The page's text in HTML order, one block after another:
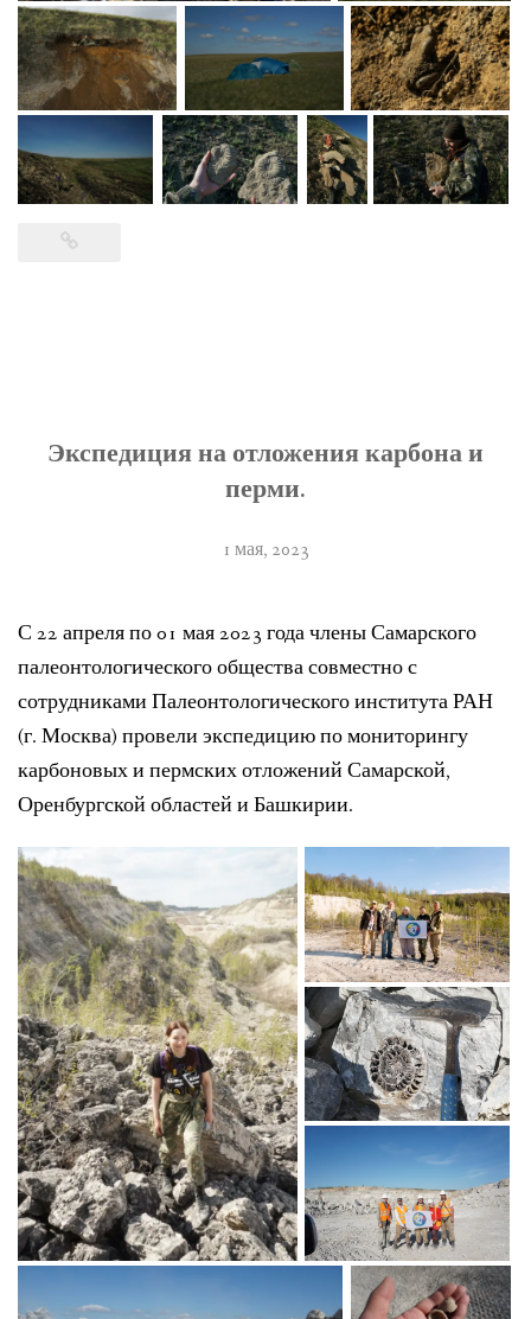
Экспедиция на отложения карбона и
перми.
1 мая, 2023
С 22 апреля по 01 мая 2023 года члены Самарского
палеонтологического общества совместно с
сотрудниками Палеонтологического института РАН
(г. Москва) провели экспедицию по мониторингу
карбоновых и пермских отложений Самарской,
Оренбургской областей и Башкирии.